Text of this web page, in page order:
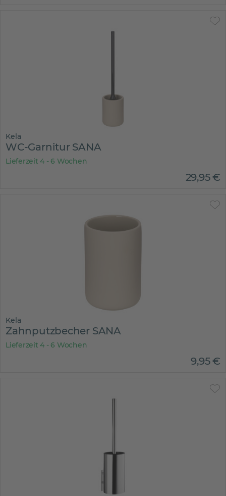
Kela
WC-Garnitur SANA
Lieferzeit 4 - 6 Wochen
29,95€
Kela
Zahnputzbecher SANA
Lieferzeit 4 - 6 Wochen
9,95€